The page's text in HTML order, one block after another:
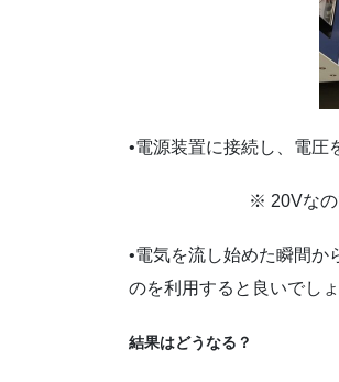
•電源装置に接続し、電圧
※ 20Vなの
•電気を流し始めた瞬間か
のを利用すると良いでしょ
結果はどうなる？